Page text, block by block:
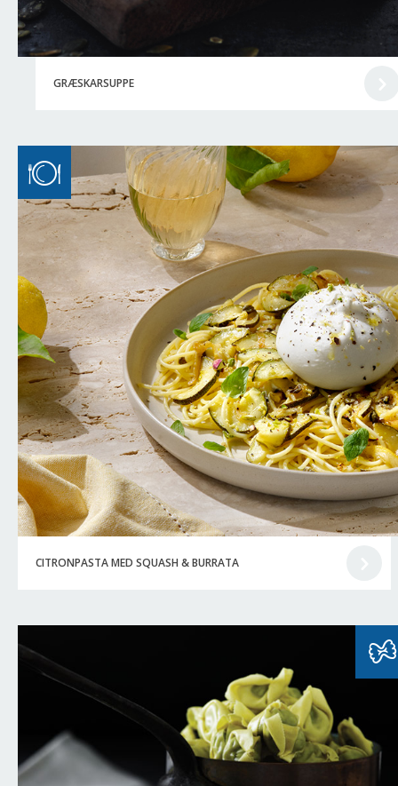
GRÆSKARSUPPE
CITRONPASTA MED SQUASH & BURRATA